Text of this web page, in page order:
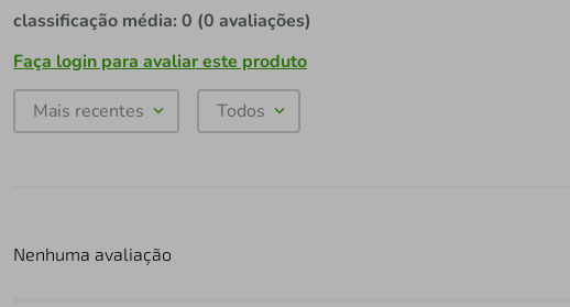
classificação média: 0 (0 avaliações)
Faça login para avaliar este produto
Mais recentes Todos
Nenhuma avaliação